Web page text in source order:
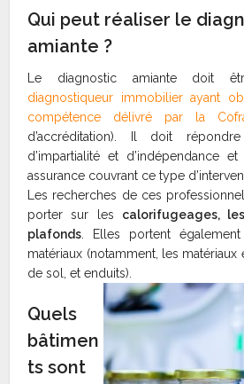
Qui peut réaliser le
amiante ?
Le diagnostic amiante doit
diagnostiqueur immobilier ayant
compétence délivré par la
d’accréditation). Il doit
d’impartialité et d’indépendance
assurance couvrant ce type
Les recherches de ces
porter sur les calorifugeages,
plafonds . Elles portent
matériaux (notamment, les
de sol, et enduits).
Quels
bâtimen
ts sont